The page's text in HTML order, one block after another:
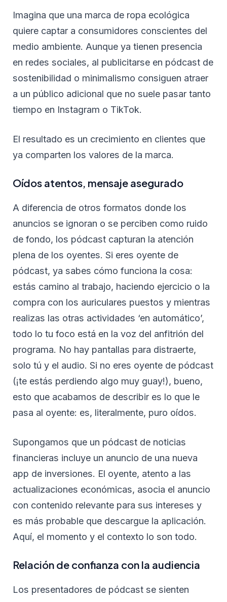
Imagina que una marca de ropa ecológica
quiere captar a consumidores conscientes del
medio ambiente. Aunque ya tienen presencia
en redes sociales, al publicitarse en pódcast de
sostenibilidad o minimalismo consiguen atraer
a un público adicional que no suele pasar tanto
tiempo en Instagram o TikTok.
El resultado es un crecimiento en clientes que
ya comparten los valores de la marca.
Oídos atentos, mensaje asegurado
A diferencia de otros formatos donde los
anuncios se ignoran o se perciben como ruido
de fondo, los pódcast capturan la atención
plena de los oyentes. Si eres oyente de
pódcast, ya sabes cómo funciona la cosa:
estás camino al trabajo, haciendo ejercicio o la
compra con los auriculares puestos y mientras
realizas las otras actividades ‘en automático’,
todo lo tu foco está en la voz del anfitrión del
programa. No hay pantallas para distraerte,
solo tú y el audio. Si no eres oyente de pódcast
(¡te estás perdiendo algo muy guay!), bueno,
esto que acabamos de describir es lo que le
pasa al oyente: es, literalmente, puro oídos.
Supongamos que un pódcast de noticias
financieras incluye un anuncio de una nueva
app de inversiones. El oyente, atento a las
actualizaciones económicas, asocia el anuncio
con contenido relevante para sus intereses y
es más probable que descargue la aplicación.
Aquí, el momento y el contexto lo son todo.
Relación de confianza con la audiencia
Los presentadores de pódcast se sienten